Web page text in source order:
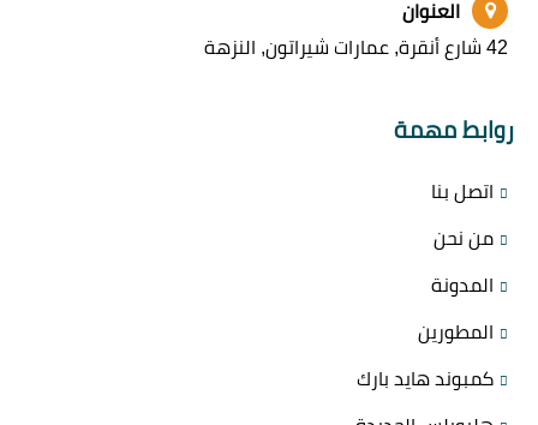
العنوان
42 شارع أنقرة, عمارات شيراتون, النزهة
روابط مهمة
اتصل بنا
من نحن
المدونة
المطورين
كمبوند هايد بارك